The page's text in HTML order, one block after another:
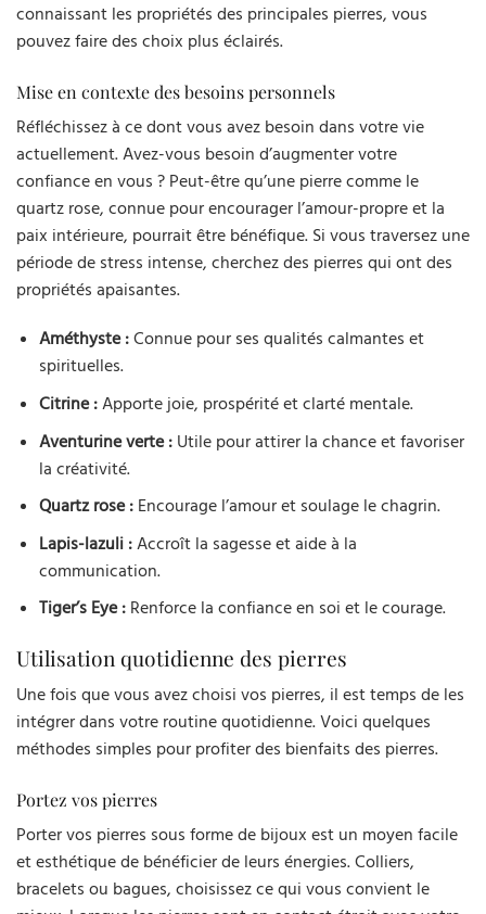
connaissant les propriétés des principales pierres, vous
pouvez faire des choix plus éclairés.
Mise en contexte des besoins personnels
Réfléchissez à ce dont vous avez besoin dans votre vie
actuellement. Avez-vous besoin d’augmenter votre
confiance en vous ? Peut-être qu’une pierre comme le
quartz rose, connue pour encourager l’amour-propre et la
paix intérieure, pourrait être bénéfique. Si vous traversez une
période de stress intense, cherchez des pierres qui ont des
propriétés apaisantes.
Améthyste :Connue pour ses qualités calmantes et
spirituelles.
Citrine :Apporte joie, prospérité et clarté mentale.
Aventurine verte :Utile pour attirer la chance et favoriser
la créativité.
Quartz rose :Encourage l’amour et soulage le chagrin.
Lapis-lazuli :Accroît la sagesse et aide à la
communication.
Tiger’s Eye :Renforce la confiance en soi et le courage.
Utilisation quotidienne des pierres
Une fois que vous avez choisi vos pierres, il est temps de les
intégrer dans votre routine quotidienne. Voici quelques
méthodes simples pour profiter des bienfaits des pierres.
Portez vos pierres
Porter vos pierres sous forme de bijoux est un moyen facile
et esthétique de bénéficier de leurs énergies. Colliers,
bracelets ou bagues, choisissez ce qui vous convient le